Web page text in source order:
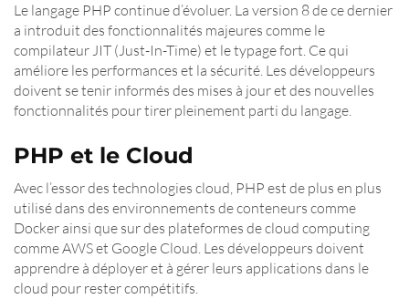
Le langage PHP continue d’évoluer. La version 8 de ce dernier
a introduit des fonctionnalités majeures comme le
compilateur JIT (Just-In-Time) et le typage fort. Ce qui
améliore les performances et la sécurité. Les développeurs
doivent se tenir informés des mises à jour et des nouvelles
fonctionnalités pour tirer pleinement parti du langage.
PHP et le Cloud
Avec l’essor des technologies cloud, PHP est de plus en plus
utilisé dans des environnements de conteneurs comme
Docker ainsi que sur des plateformes de cloud computing
comme AWS et Google Cloud. Les développeurs doivent
apprendre à déployer et à gérer leurs applications dans le
cloud pour rester compétitifs.